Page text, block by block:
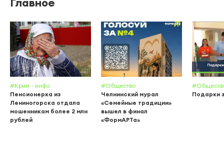
#Крим - инфо
Пенсионерка из
Лениногорска отдала
мошенникам более 2 млн
рублей
#Общество
Челнинский мурал
«Семейные традиции»
вышел в финал
«ФормАРТа»
Подарки